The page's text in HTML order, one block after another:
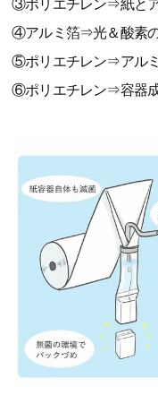
③ポリエチレン⇒紙と
④アルミ箔⇒光＆酸素
⑤ポリエチレン⇒アル
⑥ポリエチレン⇒容器